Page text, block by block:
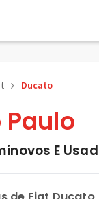
Ducato
E